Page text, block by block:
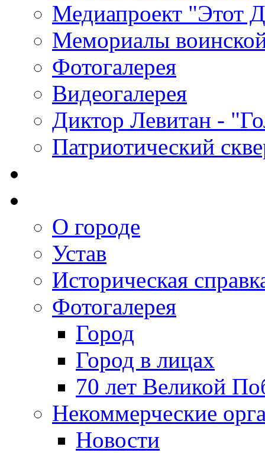
Медиапроект "Этот
Мемориалы
Фотогалерея
Видеогалерея
Диктор Левитан -
Патриотический
О городе
Устав
Историческая
Фотогалерея
Город
Город в лицах
70 лет Великой
Некоммерческие
Новости